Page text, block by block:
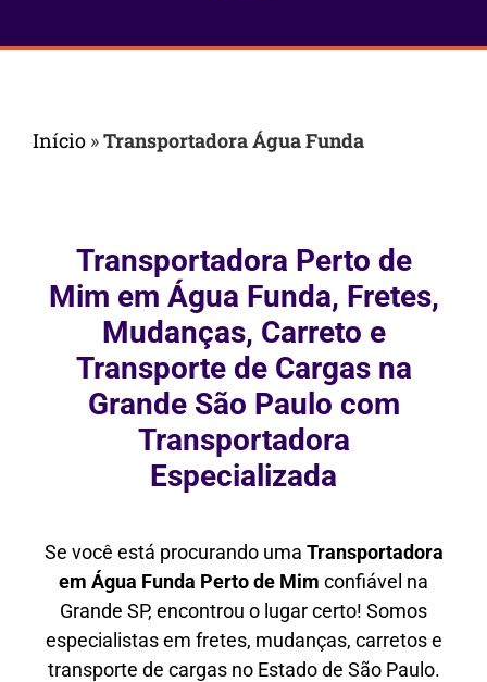
Início »Transportadora Água Funda
Transportadora Perto de
Mim em Água Funda, Fretes,
Mudanças, Carreto e
Transporte de Cargas na
Grande São Paulo com
Transportadora
Especializada
Se você está procurando uma Transportadora
em Água Funda Perto de Mim confiável na
Grande SP, encontrou o lugar certo! Somos
especialistas em fretes, mudanças, carretos e
transporte de cargas no Estado de São Paulo.